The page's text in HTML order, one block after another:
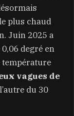
plus chaud
Juin 2025 a
degré en
température
vagues de
du 30